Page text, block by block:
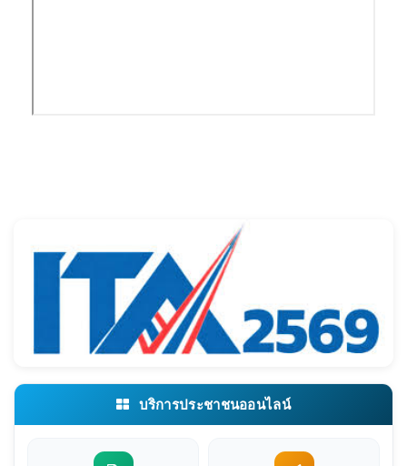
บริการประชาชนออนไลน์